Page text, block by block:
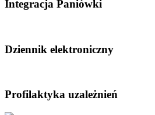
Integracja Paniówki
Dziennik elektroniczny
Profilaktyka uzależnień